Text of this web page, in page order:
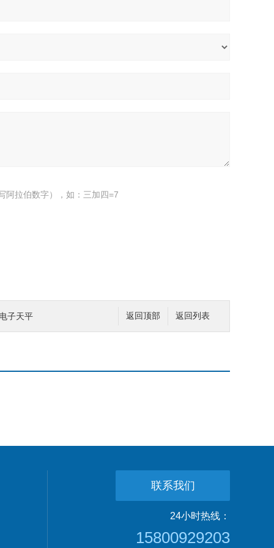
阿拉伯数字），如：三加四=7
返回列表
返回顶部
子天平
联系我们
24小时热线：
15800929203